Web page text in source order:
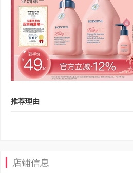
推荐理由
店铺信息